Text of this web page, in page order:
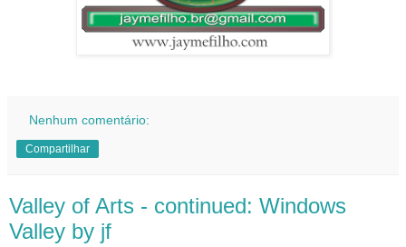
Nenhum comentário:
Compartilhar
Valley of Arts - continued: Windows
Valley by jf